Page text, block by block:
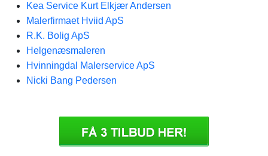
Kea Service Kurt Elkjær Andersen
Malerfirmaet Hviid ApS
R.K. Bolig ApS
Helgenæsmaleren
Hvinningdal Malerservice ApS
Nicki Bang Pedersen